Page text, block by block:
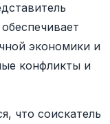
экономики и
конфликты и
что соискатель